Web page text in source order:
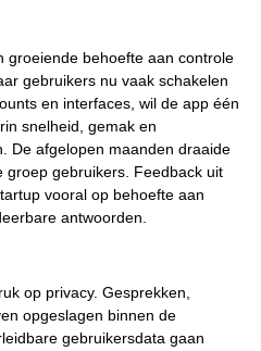
groeiende behoefte aan controle
gebruikers nu vaak schakelen
en interfaces, wil de app één
snelheid, gemak en
De afgelopen maanden draaide
groep gebruikers. Feedback uit
vooral op behoefte aan
antwoorden.
op privacy. Gesprekken,
opgeslagen binnen de
gebruikersdata gaan